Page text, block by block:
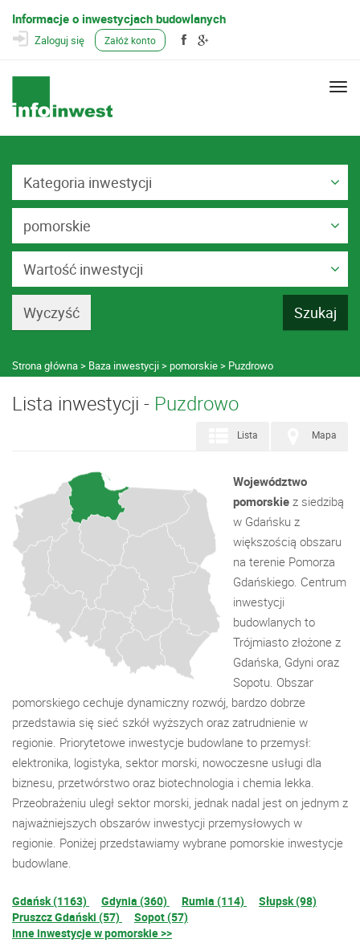
Informacje o inwestycjach budowlanych
Zaloguj się Załóż konto
Kategoria inwestycji
pomorskie
Wartość inwestycji
Strona główna Baza inwestycji pomorskie Puzdrowo
Lista inwestycji - Puzdrowo
Mapa
Lista
Województwo
pomorskie z siedzibą
w Gdańsku z
większością obszaru
na terenie Pomorza
Gdańskiego. Centrum
inwestycji
budowlanych to
Trójmiasto złożone z
Gdańska, Gdyni oraz
Sopotu. Obszar
pomorskiego cechuje dynamiczny rozwój, bardzo dobrze
przedstawia się sieć szkół wyższych oraz zatrudnienie w
regionie. Priorytetowe inwestycje budowlane to przemysł:
elektronika, logistyka, sektor morski, nowoczesne usługi dla
biznesu, przetwórstwo oraz biotechnologia i chemia lekka.
Przeobrażeniu uległ sektor morski, jednak nadal jest on jednym z
najważniejszych obszarów inwestycji przemysłowych w
regionie. Poniżej przedstawiamy wybrane pomorskie inwestycje
budowlane.
Gdańsk (1163) Gdynia (360) Rumia (114)
Słupsk (98)
Pruszcz Gdański (57)
Sopot (57)
Inne inwestycje w pomorskie >>